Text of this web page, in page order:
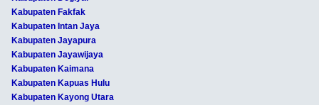
Kabupaten Fakfak
Kabupaten Intan Jaya
Kabupaten Jayapura
Kabupaten Jayawijaya
Kabupaten Kaimana
Kabupaten Kapuas Hulu
Kabupaten Kayong Utara